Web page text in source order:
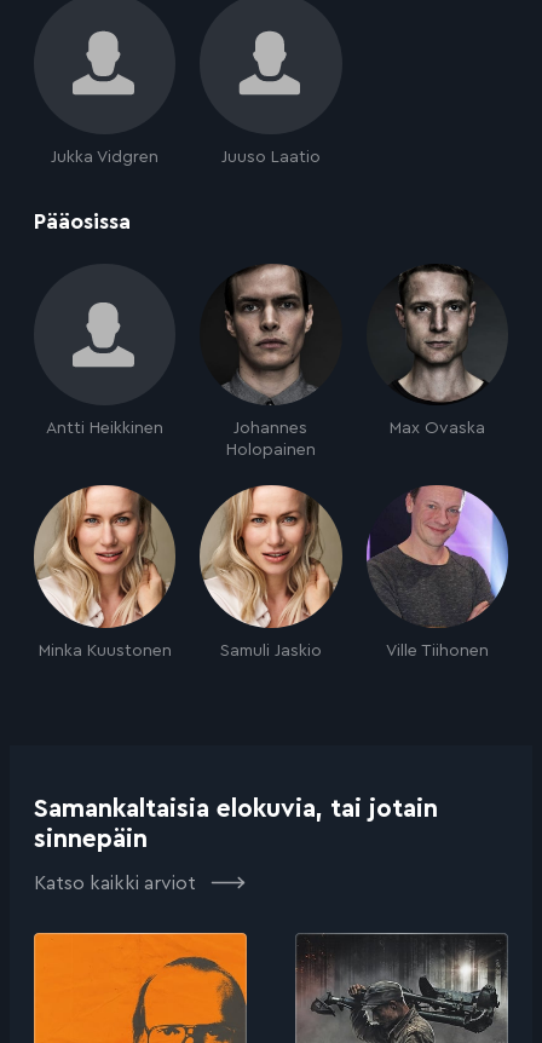
Jukka Vidgren Juuso Laatio
Pääosissa
Antti Heikkinen
Johannes
Holopainen
Max Ovaska
Minka Kuustonen Samuli Jaskio Ville Tiihonen
Samankaltaisia elokuvia, tai jotain
sinnepäin
Katso kaikki arviot